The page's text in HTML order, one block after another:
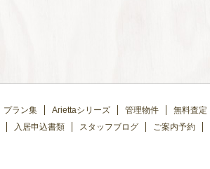
プラン集 Ariettaシリーズ 管理物件 無料査定
入居申込書類 スタッフブログ ご案内予約